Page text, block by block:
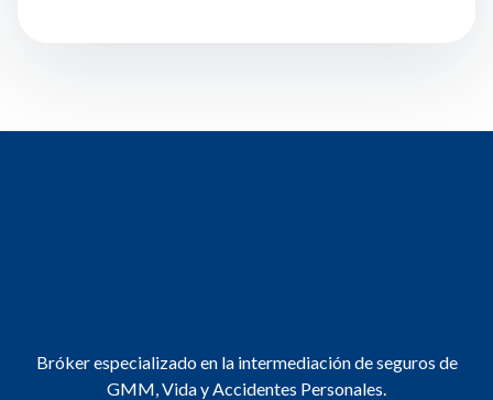
Bróker especializado en la intermediación de seguros de
GMM, Vida y Accidentes Personales.